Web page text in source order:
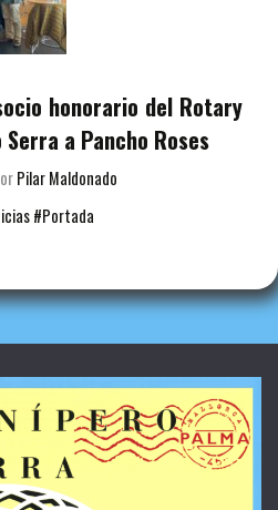
honorario del Rotary
a Pancho Roses
Pilar Maldonado
#Portada